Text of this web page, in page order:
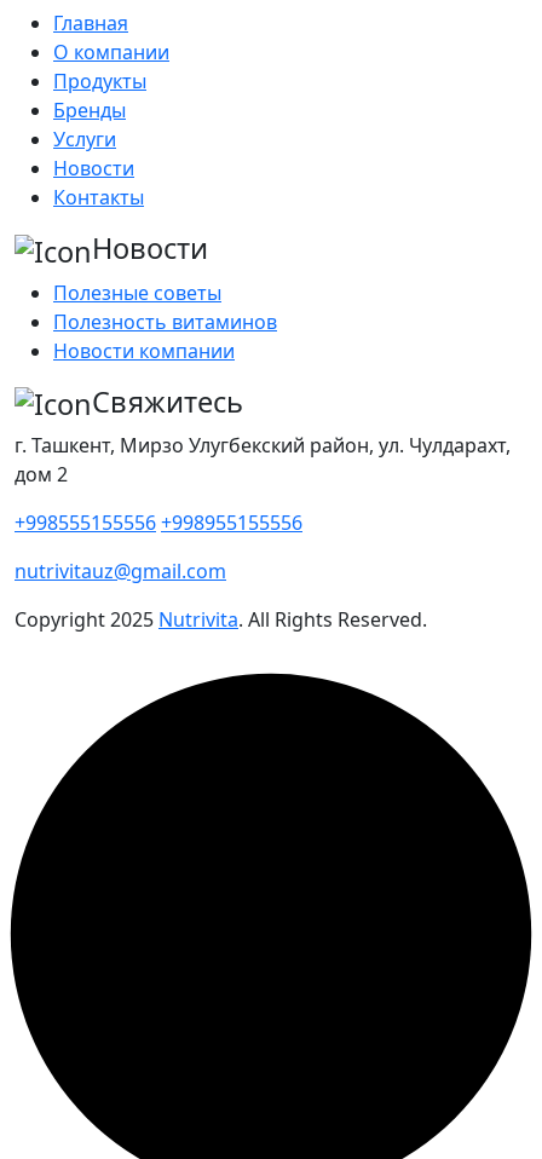
Главная
О компании
Продукты
Бренды
Услуги
Новости
Контакты
Новости
Полезные советы
Полезность витаминов
Новости компании
Свяжитесь
г. Ташкент, Мирзо Улугбекский район, ул. Чулдарахт,
дом 2
+998555155556+998955155556
nutrivitauz@gmail.com
Copyright2025 Nutrivita. All Rights Reserved.